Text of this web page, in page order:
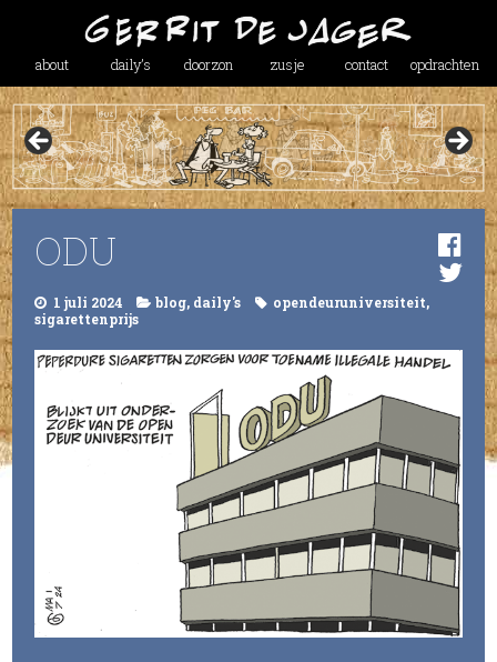
about daily’s doorzon zusje contact opdrachten
ODU
1 juli 2024 blog, daily's opendeuruniversiteit,
sigarettenprijs